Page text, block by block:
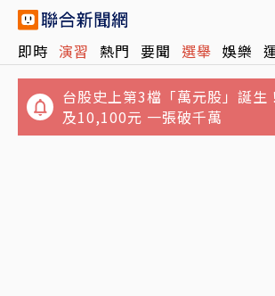
即時 演習 熱門 要聞 選舉 娛樂
台股史上第3檔「萬元股」誕生
及10,100元 一張破千萬